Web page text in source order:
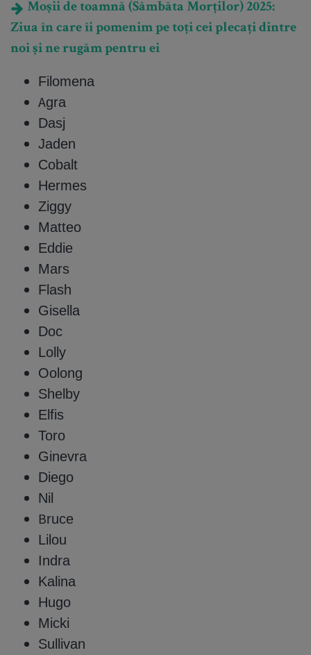
Moșii de toamnă (Sâmbăta Morților) 2025:
Ziua în care îi pomenim pe toți cei plecați dintre
noi și ne rugăm pentru ei
Filomena
Agra
Dasj
Jaden
Cobalt
Hermes
Ziggy
Matteo
Eddie
Mars
Flash
Gisella
Doc
Lolly
Oolong
Shelby
Elfis
Toro
Ginevra
Diego
Nil
Bruce
Lilou
Indra
Kalina
Hugo
Micki
Sullivan